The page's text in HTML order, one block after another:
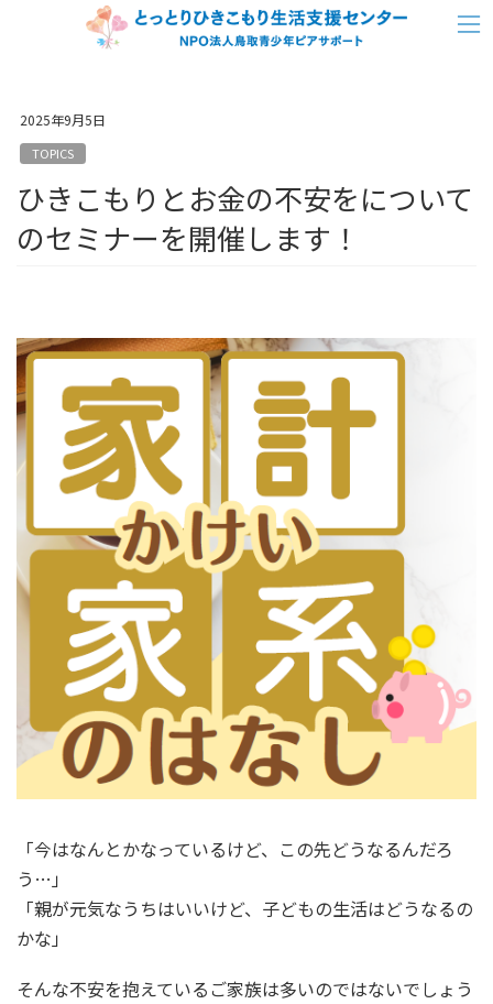
2025年9月5日
TOPICS
ひきこもりとお金の不安をについて
のセミナーを開催します！
「今はなんとかなっているけど、この先どうなるんだろ
う…」
「親が元気なうちはいいけど、子どもの生活はどうなるの
かな」
そんな不安を抱えているご家族は多いのではないでしょう